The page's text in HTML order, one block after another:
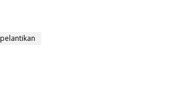
pelantikan